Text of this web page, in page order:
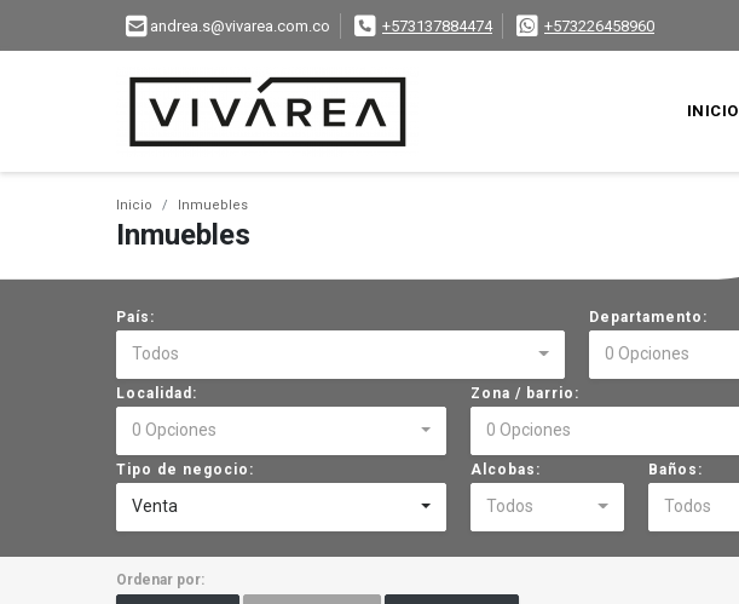
andrea.s@vivarea.com.co +573137884474 +573226458960
INICIO
Inicio Inmuebles
Inmuebles
País:
Todos
Departamento:
0 Opciones
Localidad:
0 Opciones
Zona / barrio:
0 Opciones
Tipo de negocio:
Venta
Alcobas:
Todos
Baños:
Todos
Ordenar por: